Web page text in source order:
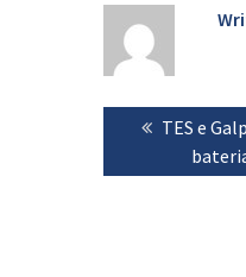
Navegação
artigos
Previous
post:
TES e